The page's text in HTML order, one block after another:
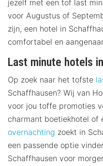
jezelf met een tof last
voor Augustus of
zijn, een hotel in
comfortabel en
Last minute hotels
Op zoek naar het tofste
Schaffhausen? Wij van
voor jou toffe promoties
charmant boetiekhotel of
overnachting zoekt in
een passende optie
Schaffhausen voor